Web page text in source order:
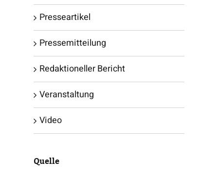
Presseartikel
Pressemitteilung
Redaktioneller Bericht
Veranstaltung
Video
Quelle